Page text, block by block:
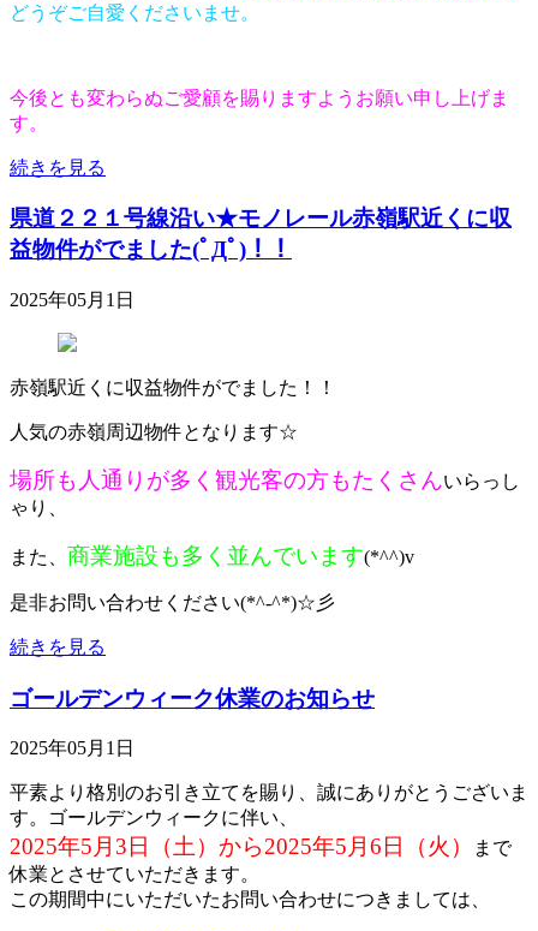
どうぞご自愛くださいませ。
今後とも変わらぬご愛顧を賜りますようお願い申し上げま
す。
続きを見る
県道２２１号線沿い★モノレール赤嶺駅近くに収
益物件がでました(ﾟДﾟ)！！
2025年05月1日
赤嶺駅近くに収益物件がでました！！
人気の赤嶺周辺物件となります☆
場所も人通りが多く観光客の方もたくさんいらっし
ゃり、
また、 商業施設も多く並んでいます(*^^)v
是非お問い合わせください(*^-^*)☆彡
続きを見る
ゴールデンウィーク休業のお知らせ
2025年05月1日
平素より格別のお引き立てを賜り、誠にありがとうございま
す。ゴールデンウィークに伴い、
2025年5月3日（土）から2025年5月6日（火）
まで
休業とさせていただきます。
この期間中にいただいたお問い合わせにつきましては、